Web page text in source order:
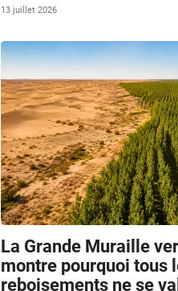
13 juillet 2026
La Grande Muraille
montre pourquoi tous
reboisements ne se